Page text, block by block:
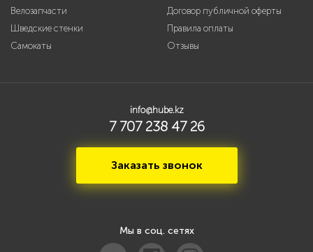
Велозапчасти
Шведские стенки
Самокаты
Договор публичной оферты
Правила оплаты
Отзывы
info@hube.kz
7 707 238 47 26
Заказать звонок
Мы в соц. сетях